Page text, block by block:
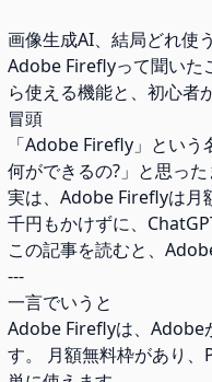
画像生成AI、結局どれ使
Adobe Fireflyって聞いた
ら使える機能と、初心者
冒頭
「Adobe Firefly」とい
何ができるの?」と思っ
実は、Adobe Fireflyは月
千円もかけずに、
この記事を読むと、
---
一言でいうと
Adobe Fireflyは、Adobe
す。 月額無料枠があり